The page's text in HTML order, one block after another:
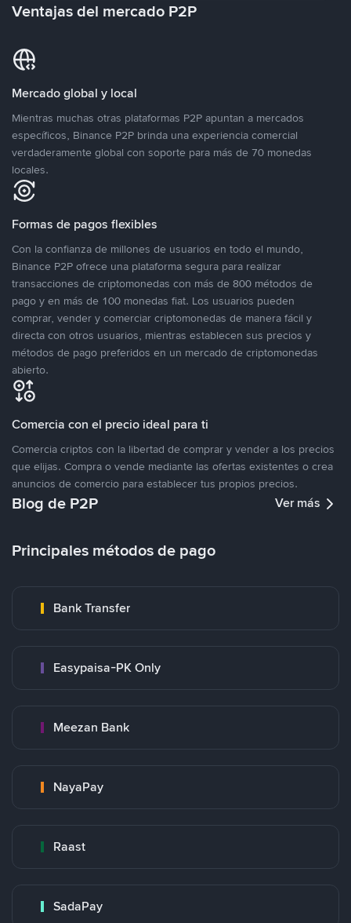
Ventajas del mercado P2P
Mercado global y local
Mientras muchas otras plataformas P2P apuntan a mercados
específicos, Binance P2P brinda una experiencia comercial
verdaderamente global con soporte para más de 70 monedas
locales.
Formas de pagos flexibles
Con la confianza de millones de usuarios en todo el mundo,
Binance P2P ofrece una plataforma segura para realizar
transacciones de criptomonedas con más de 800 métodos de
pago y en más de 100 monedas fiat. Los usuarios pueden
comprar, vender y comerciar criptomonedas de manera fácil y
directa con otros usuarios, mientras establecen sus precios y
métodos de pago preferidos en un mercado de criptomonedas
abierto.
Comercia con el precio ideal para ti
Comercia criptos con la libertad de comprar y vender a los precios
que elijas. Compra o vende mediante las ofertas existentes o crea
anuncios de comercio para establecer tus propios precios.
Blog de P2P Ver más
Principales métodos de pago
Bank Transfer
Easypaisa-PK Only
Meezan Bank
NayaPay
Raast
SadaPay